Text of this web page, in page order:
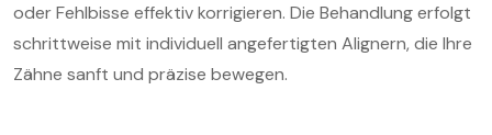
oder Fehlbisse effektiv korrigieren. Die Behandlung erfolgt
schrittweise mit individuell angefertigten Alignern, die Ihre
Zähne sanft und präzise bewegen.